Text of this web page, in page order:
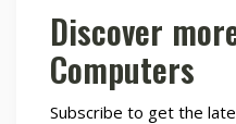
Discover
Computers
Subscribe to get the